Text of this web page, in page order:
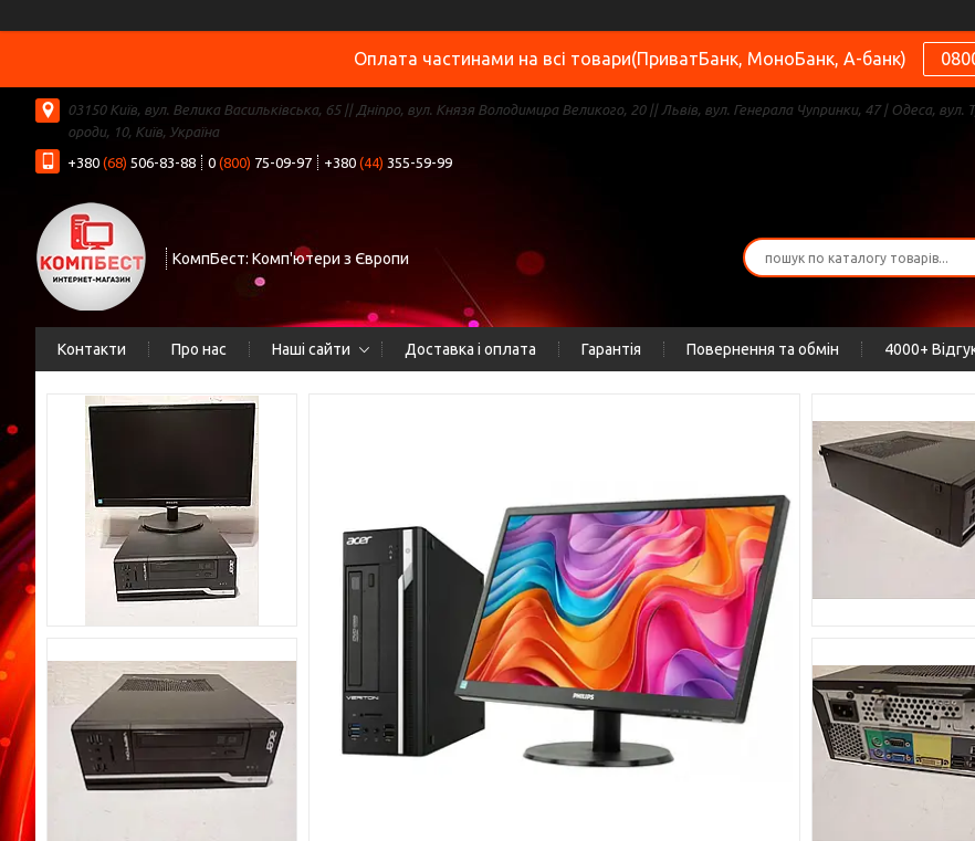
Оплата частинами на всі товари(ПриватБанк, МоноБанк, А-банк)
03150 Київ, вул. Велика Васильківська, 65 || Дніпро, вул. Князя Володимира Великого, 20 || Львів, вул. Генерала Чупринки, 47 | Одеса, вул.
ороди, 10, Київ, Україна
+380 (68) 506-83-88 0 (800) 75-09-97 +380 (44) 355-59-99
КомпБест: Комп'ютери з Європи
Контакти Про нас Наші сайти Доставка і оплата Гарантія Повернення та обмін 4000+